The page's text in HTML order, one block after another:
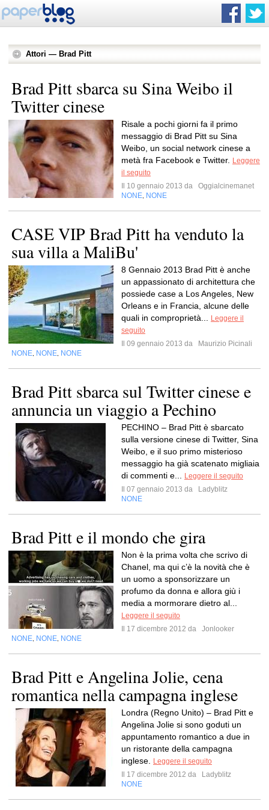
Attori — Brad Pitt
Brad Pitt sbarca su Sina Weibo il
Twitter cinese
Risale a pochi giorni fa il primo
messaggio di Brad Pitt su Sina
Weibo, un social network cinese a
metà fra Facebook e Twitter.
Leggere
il seguito
Il 10 gennaio 2013 da
Oggialcinemanet
NONE NONE
CASE VIP Brad Pitt ha venduto la
sua villa a MaliBu'
8 Gennaio 2013 Brad Pitt è anche
un appassionato di architettura che
possiede case a Los Angeles, New
Orleans e in Francia, alcune delle
quali in comproprietà...
Leggere il
seguito
Il 09 gennaio 2013 da
Maurizio Picinali
NONE NONE NONE
Brad Pitt sbarca sul Twitter cinese e
annuncia un viaggio a Pechino
PECHINO – Brad Pitt è sbarcato
sulla versione cinese di Twitter, Sina
Weibo, e il suo primo misterioso
messaggio ha già scatenato migliaia
di commenti e...
Leggere il seguito
Il 07 gennaio 2013 da
Ladyblitz
NONE
Brad Pitt e il mondo che gira
Non è la prima volta che scrivo di
Chanel, ma qui c’è la novità che è
un uomo a sponsorizzare un
profumo da donna e allora giù i
media a mormorare dietro al...
Leggere il seguito
Il 17 dicembre 2012 da
Jonlooker
NONE NONE NONE
Brad Pitt e Angelina Jolie, cena
romantica nella campagna inglese
Londra (Regno Unito) – Brad Pitt e
Angelina Jolie si sono goduti un
appuntamento romantico a due in
un ristorante della campagna
inglese.
Leggere il seguito
Il 17 dicembre 2012 da
Ladyblitz
NONE